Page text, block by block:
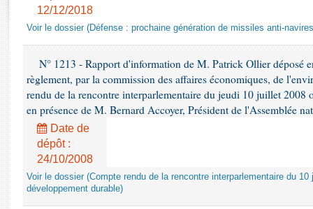
Rapports d'enquête
Dossiers législatifs
Budget et sécurité sociale
Questions écrites et orales
Comptes rendus des débats
12/12/2018
Voir le dossier (Défense : prochaine génération de missiles anti-
N° 1213 - Rapport d'information de M. Patrick Ollier déposé
règlement, par la commission des affaires économiques, de
rendu de la rencontre interparlementaire du jeudi 10 juillet 2008
en présence de M. Bernard Accoyer, Président de l'Assemblée
Date de
dépôt :
24/10/2008
Voir le dossier (Compte rendu de la rencontre interparlementaire du
développement durable)